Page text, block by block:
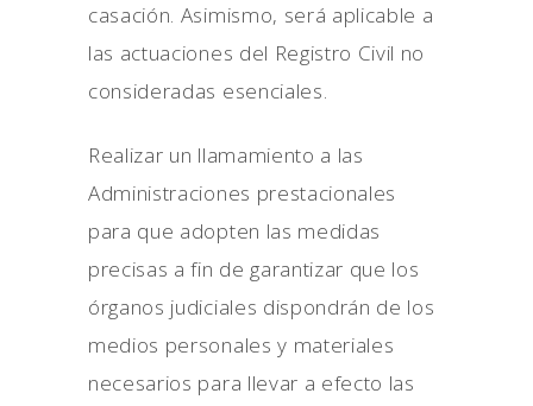
casación. Asimismo, será aplicable a
las actuaciones del Registro Civil no
consideradas esenciales.
Realizar un llamamiento a las
Administraciones prestacionales
para que adopten las medidas
precisas a fin de garantizar que los
órganos judiciales dispondrán de los
medios personales y materiales
necesarios para llevar a efecto las